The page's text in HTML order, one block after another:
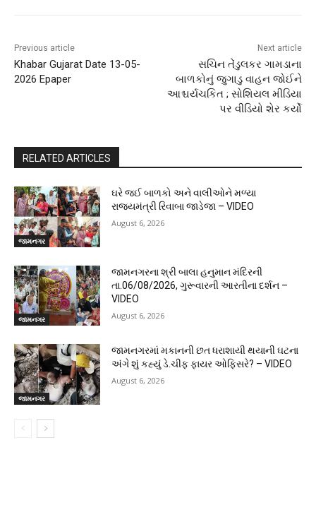
Previous article
Khabar Gujarat Date 13-05-
2026 Epaper
Next article
સચિન તેંડુલકર ગામડાના
બાળકોનું જુગાડુ વાહન જોઈને
આશ્ચર્યચકિત ; સોશિયલ મીડિયા
પર વીડિયો શેર કર્યો
RELATED ARTICLES
જામનગર
ઘરે જઈ બાળકો અને વાલીઓને મળ્યા
રાજ્યમંત્રી રિવાબા જાડેજા – VIDEO
August 6, 2026
જામનગર
જામનગરના શ્રી બાલા હનુમાન મંદિરની
તા.06/08/2026, ગુરૂવારની આરતીના દર્શન –
VIDEO
August 6, 2026
જામનગર
જામનગરમાં મકાનની છત ધરાશાયી થયાની ઘટના
અંગે શું કહ્યું ડે.ચીફ ફાયર ઓફિસરે? – VIDEO
August 6, 2026